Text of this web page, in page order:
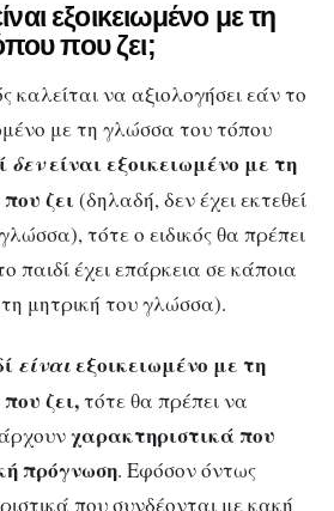
εξοικειωμένο με τη
που ζει;
καλείται να αξιολογήσει εάν το
με τη γλώσσα του τόπου
δενείναι εξοικειωμένο με τη
ζει(δηλαδή, δεν έχει εκτεθεί
τότε ο ειδικός θα πρέπει
παιδί έχει επάρκεια σε κάποια
μητρική του γλώσσα).
είναιεξοικειωμένο με τη
ζει,τότε θα πρέπει να
χαρακτηριστικά που
πρόγνωση. Εφόσον όντως
που συνδέονται με κακή